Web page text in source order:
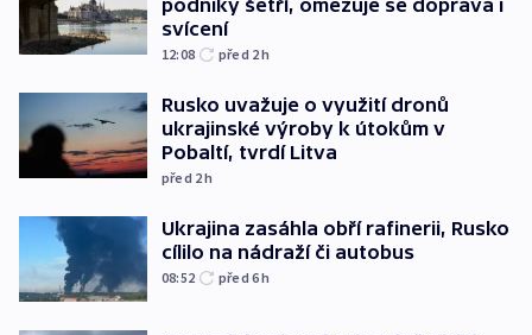
podniky šetří, omezuje se doprava i
svícení
12:08 před 2h
Rusko uvažuje o využití dronů
ukrajinské výroby k útokům v
Pobaltí, tvrdí Litva
před 2h
Ukrajina zasáhla obří rafinerii, Rusko
cílilo na nádraží či autobus
08:52 před 6h